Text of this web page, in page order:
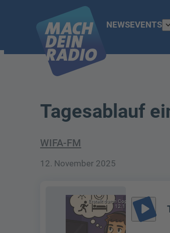
NEWSEVENTS
Tagesablauf
WIFA-FM
12. November 2025
Erstellt durch Copilot am
12.11.2025play_arrow